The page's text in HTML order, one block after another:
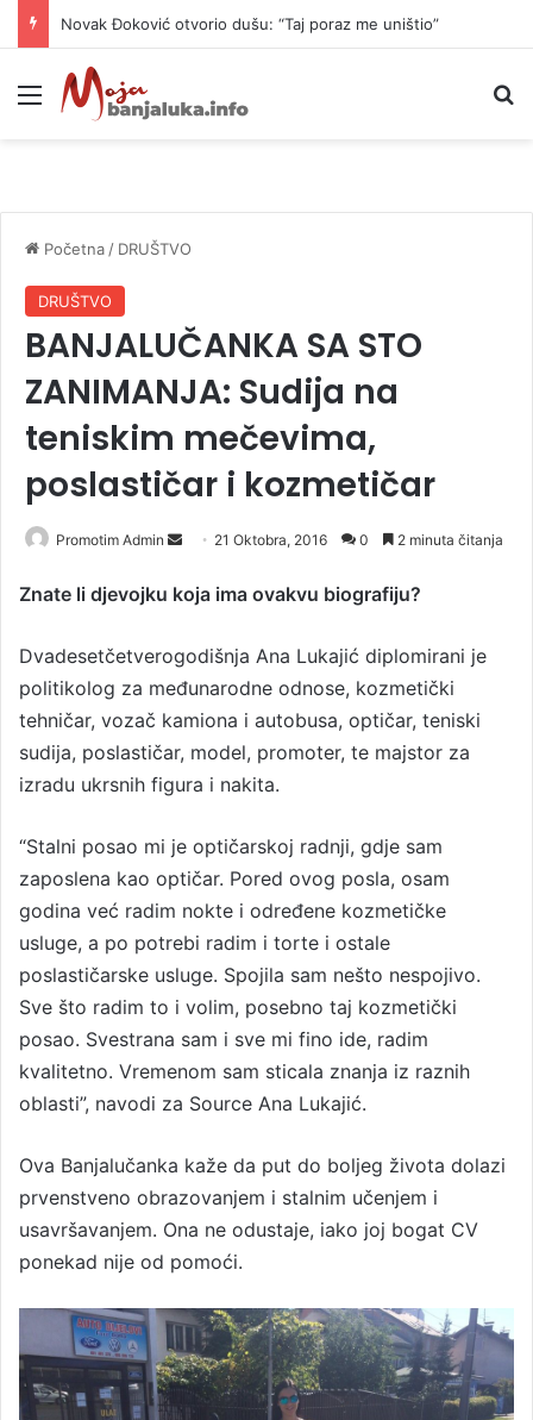
Novak Đoković otvorio dušu: “Taj poraz me uništio”
Meni
Početna / DRUŠTVO
DRUŠTVO
BANJALUČANKA SA STO
ZANIMANJA: Sudija na
teniskim mečevima,
poslastičar i kozmetičar
Promotim Admin
n
a
n
a
i
21 Oktobra, 2016 0 2 minuta čitanja
Znate li djevojku koja ima ovakvu biografiju?
Dvadesetčetverogodišnja Ana Lukajić diplomirani je
politikolog za međunarodne odnose, kozmetički
tehničar, vozač kamiona i autobusa, optičar, teniski
sudija, poslastičar, model, promoter, te majstor za
izradu ukrsnih figura i nakita.
“Stalni posao mi je optičarskoj radnji, gdje sam
zaposlena kao optičar. Pored ovog posla, osam
godina već radim nokte i određene kozmetičke
usluge, a po potrebi radim i torte i ostale
poslastičarske usluge. Spojila sam nešto nespojivo.
Sve što radim to i volim, posebno taj kozmetički
posao. Svestrana sam i sve mi fino ide, radim
kvalitetno. Vremenom sam sticala znanja iz raznih
oblasti”, navodi za Source Ana Lukajić.
Ova Banjalučanka kaže da put do boljeg života dolazi
prvenstveno obrazovanjem i stalnim učenjem i
usavršavanjem. Ona ne odustaje, iako joj bogat CV
ponekad nije od pomoći.